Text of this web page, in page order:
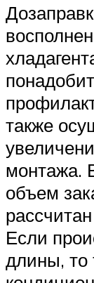
также
монтажа.
объем
Если
длины, то